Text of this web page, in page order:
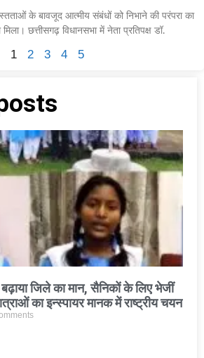
के बावजूद आत्मीय संबंधों को निभाने की परंपरा का
छत्तीसगढ़ विधानसभा में नेता प्रतिपक्ष डॉ.
1 2 3 4 5
ने बढ़ाया जिले का मान, सैनिकों के लिए भेजीं
का इन्स्पायर मानक में राष्ट्रीय चयन